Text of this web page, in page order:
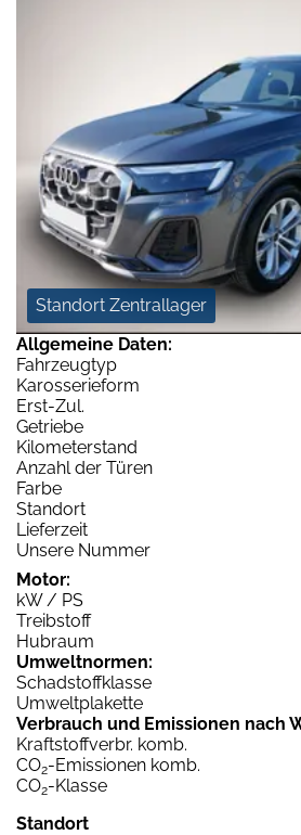
Standort Zentrallager
Allgemeine Daten:
Fahrzeugtyp
Karosserieform
Erst-Zul.
Getriebe
Kilometerstand
Anzahl der Türen
Farbe
Standort
Lieferzeit
Unsere Nummer
Motor:
kW / PS
Treibstoff
Hubraum
Umweltnormen:
Schadstoffklasse
Umweltplakette
Verbrauch und Emissionen nach
Kraftstoffverbr. komb.
CO2-Emissionen komb.
CO2-Klasse
Standort